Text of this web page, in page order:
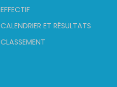
EFFECTIF
CALENDRIER ET RÉSULTATS
CLASSEMENT